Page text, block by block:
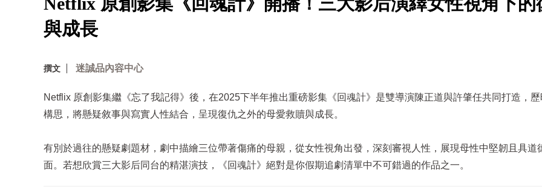
與成長
撰文 迷誠品內容中心
Netflix 原創影集繼《忘了我記得》後，在2025下半年推出重磅影集《回魂計》是雙導演陳正道與許肇任共同打造，
構思，將懸疑敘事與寫實人性結合，呈現復仇之外的母愛救贖與成長。
有別於過往的懸疑劇題材，劇中描繪三位帶著傷痛的母親，從女性視角出發，深刻審視人性，展現母性中堅韌且具道
面。若想欣賞三大影后同台的精湛演技，《回魂計》絕對是你假期追劇清單中不可錯過的作品之一。